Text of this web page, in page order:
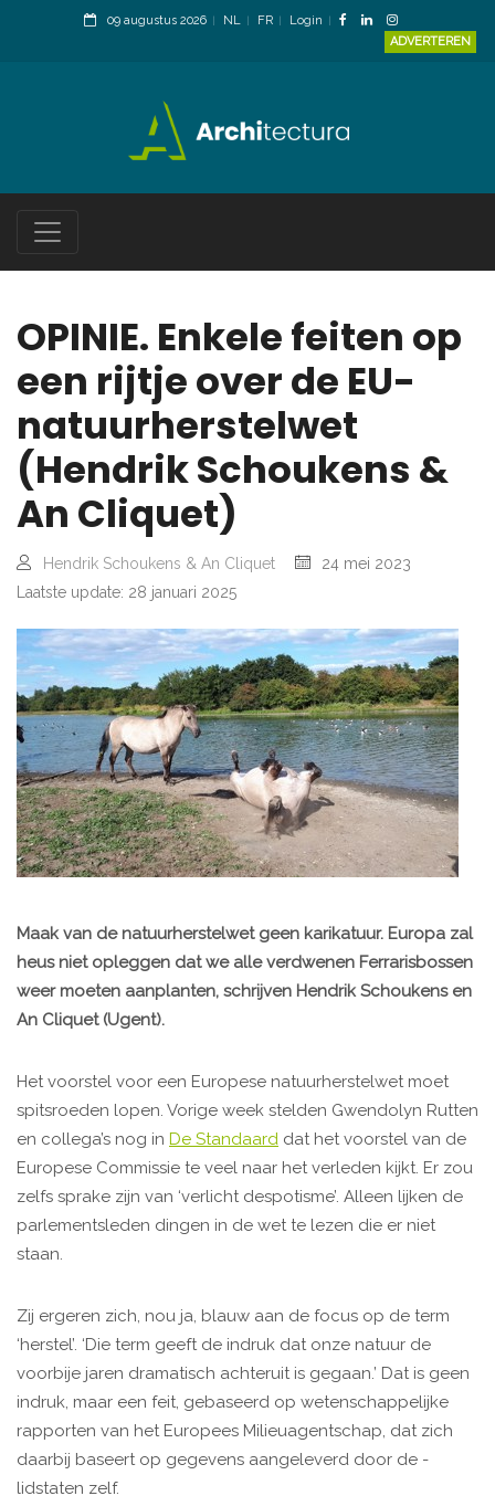
09 augustus 2026 NL FR
Login
ADVERTEREN
OPINIE. Enkele feiten op
een rijtje over de EU-
natuurherstelwet
(Hendrik Schoukens &
An Cliquet)
Hendrik Schoukens & An Cliquet
24 mei 2023
Laatste update: 28 januari 2025
Maak van de natuurherstelwet geen karikatuur. Europa zal
heus niet opleggen dat we alle verdwenen Ferrarisbossen
weer moeten aanplanten, schrijven Hendrik Schoukens en
An Cliquet (Ugent).
Het voorstel voor een Europese ­natuurherstelwet moet
spitsroeden lopen. Vorige week stelden Gwendolyn Rutten
en collega’s nog in De Standaard dat het voorstel van de
Europese Commissie te veel naar het verleden kijkt. Er zou
zelfs sprake zijn van ‘verlicht despotisme’. Alleen lijken de
parlementsleden dingen in de wet te lezen die er niet
staan.
Zij ergeren zich, nou ja, blauw aan de focus op de term
‘herstel’. ‘Die term geeft de indruk dat onze natuur de
voorbije jaren dramatisch achteruit is gegaan.’ Dat is geen
indruk, maar een feit, gebaseerd op wetenschappelijke
rapporten van het Europees Milieuagentschap, dat zich
daarbij baseert op gegevens aangeleverd door de ­
lidstaten zelf.